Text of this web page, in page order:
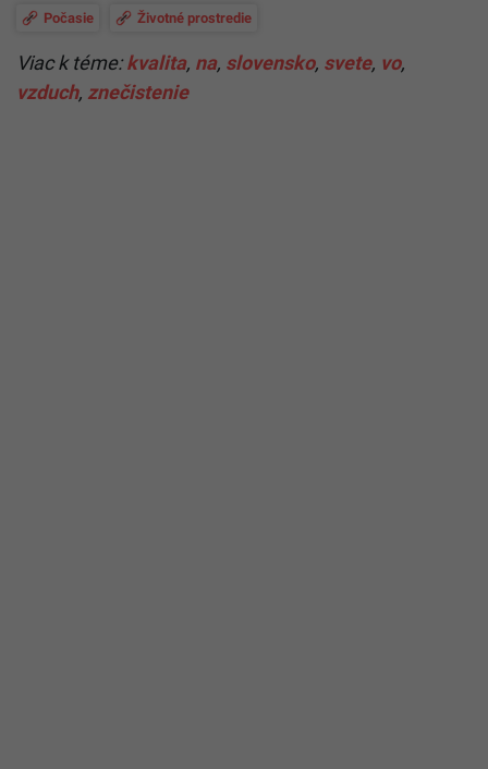
Počasie Životné prostredie
Viac k téme:kvalita, na, slovensko, svete, vo,
vzduch, znečistenie